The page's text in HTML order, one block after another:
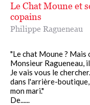
Le Chat Moune et
copains
Philippe Ragueneau
"Le chat Moune ? Mais
Monsieur Ragueneau,
Je vais vous le
dans l'arrière-
mon mari."
De......